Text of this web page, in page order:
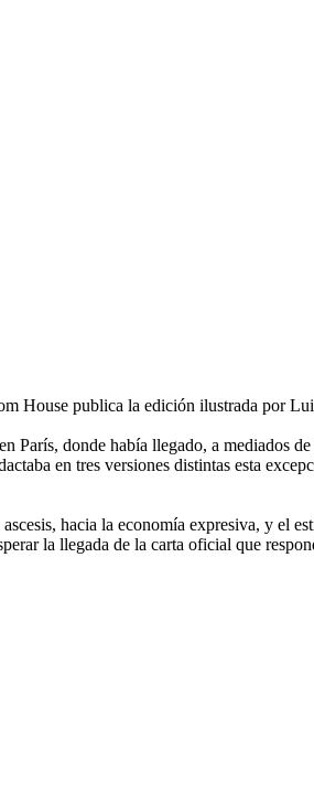
House publica la edición ilustrada por
donde había llegado, a mediados
en tres versiones distintas esta
hacia la economía expresiva, y el
la llegada de la carta oficial que